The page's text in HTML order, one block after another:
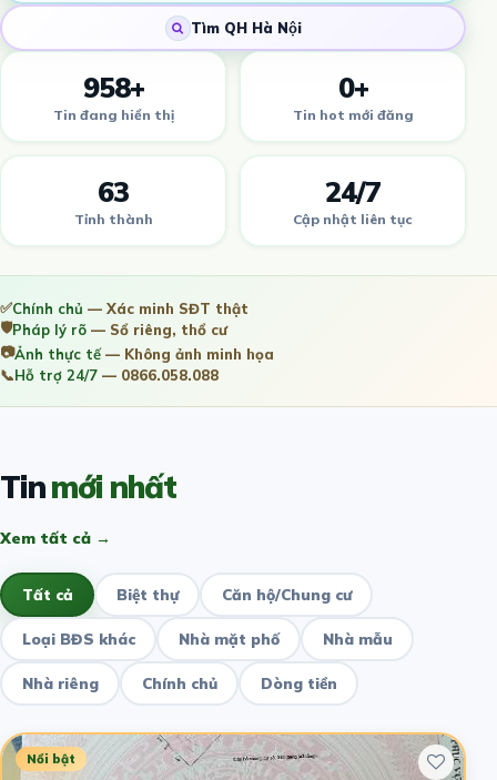
Tìm QH Hà Nội
958+
Tin đang hiển thị
0+
Tin hot mới đăng
63
Tỉnh thành
24/7
Cập nhật liên tục
✅Chính chủ — Xác minh SĐT thật
🛡️Pháp lý rõ — Sổ riêng, thổ cư
📷Ảnh thực tế— Không ảnh minh họa
📞Hỗ trợ 24/7 — 0866.058.088
Tinmới nhất
Xem tất cả →
Tất cả Biệt thự Căn hộ/Chung cư
Loại BĐS khác Nhà mặt phố Nhà mẫu
Nhà riêng Chính chủ Dòng tiền
Nổi bật